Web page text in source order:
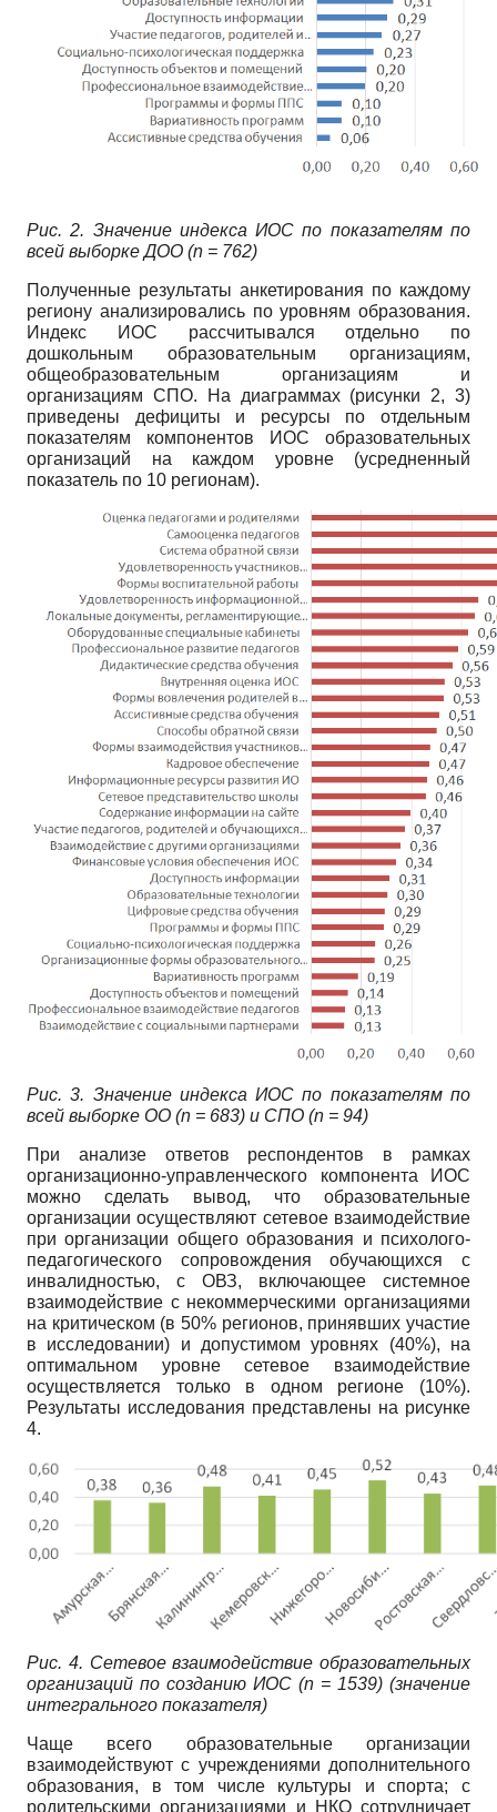
Рис. 2. Значение индекса ИОС по показателям по
всей выборке ДОО (n = 762)
Полученные результаты анкетирования по каждому
региону анализировались по уровням образования.
Индекс ИОС рассчитывался отдельно по
дошкольным образовательным организациям,
общеобразовательным организациям и
организациям СПО. На диаграммах (рисунки 2, 3)
приведены дефициты и ресурсы по отдельным
показателям компонентов ИОС образовательных
организаций на каждом уровне (усредненный
показатель по 10 регионам).
Рис. 3. Значение индекса ИОС по показателям по
всей выборке ОО (n = 683) и СПО (n = 94)
При анализе ответов респондентов в рамках
организационно-управленческого компонента ИОС
можно сделать вывод, что образовательные
организации осуществляют сетевое взаимодействие
при организации общего образования и психолого-
педагогического сопровождения обучающихся с
инвалидностью, с ОВЗ, включающее системное
взаимодействие с некоммерческими организациями
на критическом (в 50% регионов, принявших участие
в исследовании) и допустимом уровнях (40%), на
оптимальном уровне сетевое взаимодействие
осуществляется только в одном регионе (10%).
Результаты исследования представлены на рисунке
4.
Рис. 4. Сетевое взаимодействие образовательных
организаций по созданию ИОС (n = 1539) (значение
интегрального показателя)
Чаще всего образовательные организации
взаимодействуют с учреждениями дополнительного
образования, в том числе культуры и спорта; с
родительскими организациями и НКО сотрудничает